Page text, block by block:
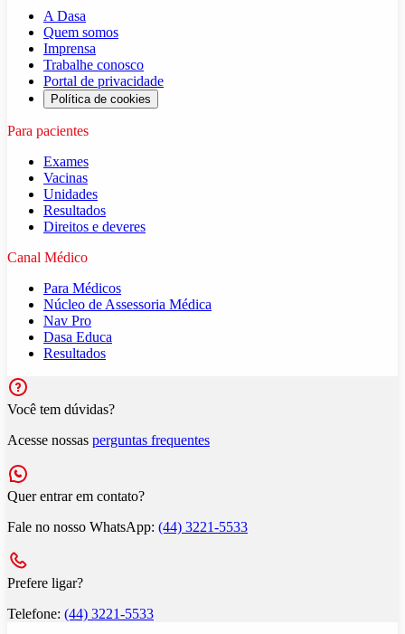
A Dasa
Quem somos
Imprensa
Trabalhe conosco
Portal de privacidade
Política de cookies
Para pacientes
Exames
Vacinas
Unidades
Resultados
Direitos e deveres
Canal Médico
Para Médicos
Núcleo de Assessoria Médica
Nav Pro
Dasa Educa
Resultados
Você tem dúvidas?
Acesse nossas perguntas frequentes
Quer entrar em contato?
Fale no nosso WhatsApp: (44) 3221-5533
Prefere ligar?
Telefone: (44) 3221-5533